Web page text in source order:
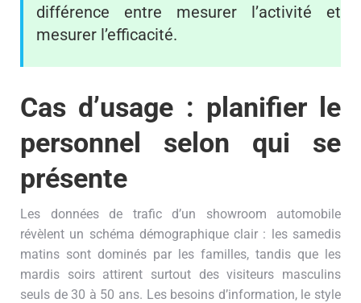
différence entre mesurer l’activité et
mesurer l’efficacité.
Cas d’usage : planifier le
personnel selon qui se
présente
Les données de trafic d’un showroom automobile
révèlent un schéma démographique clair : les samedis
matins sont dominés par les familles, tandis que les
mardis soirs attirent surtout des visiteurs masculins
seuls de 30 à 50 ans. Les besoins d’information, le style